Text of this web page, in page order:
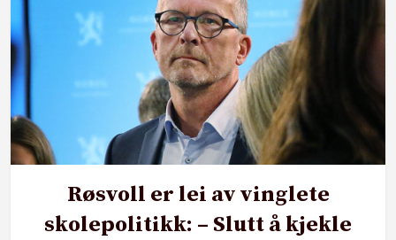
Røsvoll er lei av vinglete
skolepolitikk: – Slutt å kjekle